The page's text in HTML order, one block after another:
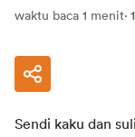
waktu baca 1 menit·
Sendi kaku dan